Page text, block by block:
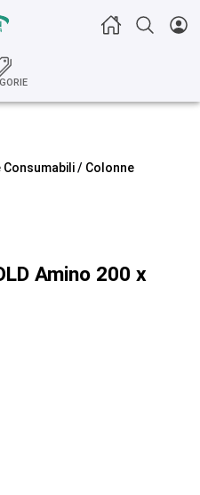
Consumabili/ Colonne
Amino 200 x